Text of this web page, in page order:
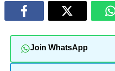
Join WhatsApp